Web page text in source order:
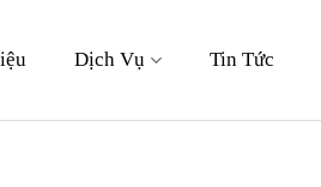
Dịch Vụ Tin Tức